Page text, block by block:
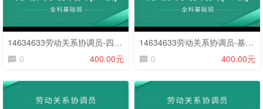
14634633劳动关系协调员-四级专业能力21408(课程精讲班)
0
400.00元
14634633劳动关系协调员-基础知识21321(课程精讲班)
0
400.00元